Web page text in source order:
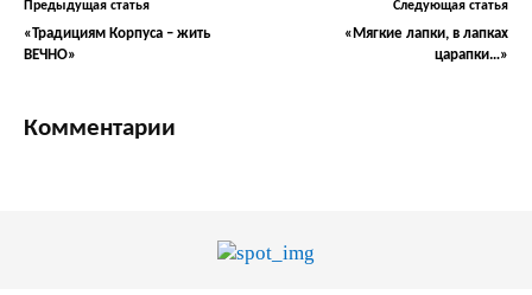
Предыдущая статья
«Традициям Корпуса – жить
ВЕЧНО»
Следующая статья
«Мягкие лапки, в лапках
царапки…»
Комментарии